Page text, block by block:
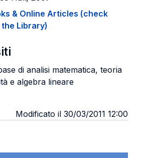
& Online Articles (check
Library)
di analisi matematica, teoria
e algebra lineare
Modificato il 30/03/2011 12:00